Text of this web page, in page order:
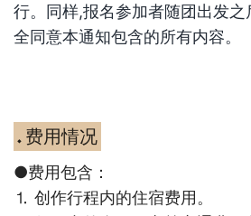
行。同样,报名参加者随团出发
全同意本通知包含的所有内容。
◆ 费用情况
●费用包含：
⒈ 创作行程内的住宿费用。